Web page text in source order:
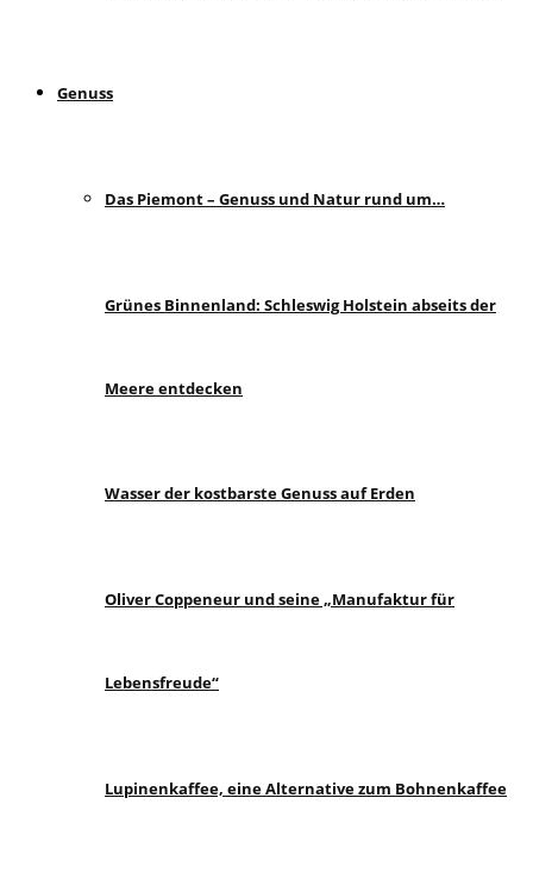
Genuss
Das Piemont – Genuss und Natur rund um…
Grünes Binnenland: Schleswig Holstein abseits der
Meere entdecken
Wasser der kostbarste Genuss auf Erden
Oliver Coppeneur und seine „Manufaktur für
Lebensfreude“
Lupinenkaffee, eine Alternative zum Bohnenkaffee